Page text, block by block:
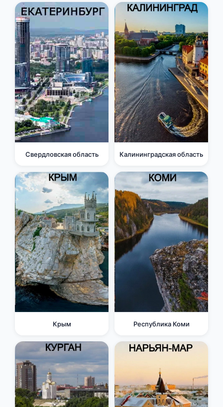
Свердловская область Калининградская область
Крым Республика Коми